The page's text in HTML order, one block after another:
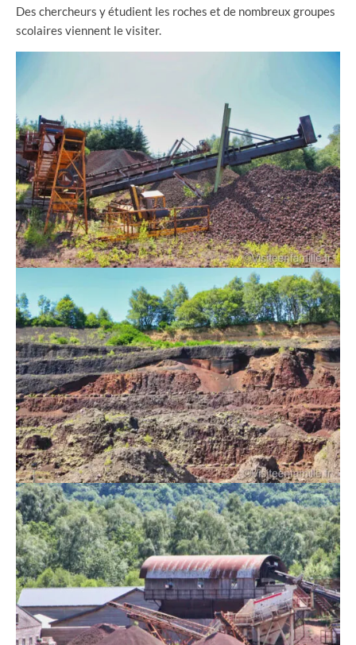
Des chercheurs y étudient les roches et de nombreux groupes
scolaires viennent le visiter.